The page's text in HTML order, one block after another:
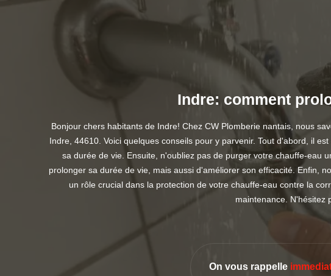
Indre: comment
Bonjour chers habitants de Indre! Chez CW Plomberie nantais, nous
Indre, 44610. Voici quelques conseils pour y parvenir. Tout d'abord, il
sa durée de vie. Ensuite, n'oubliez pas de purger votre chauffe-eau
prolonger sa durée de vie, mais aussi d'améliorer son efficacité. Enfin,
un rôle crucial dans la protection de votre chauffe-eau contre la
maintenance. N'hésitez
On vous rappelle